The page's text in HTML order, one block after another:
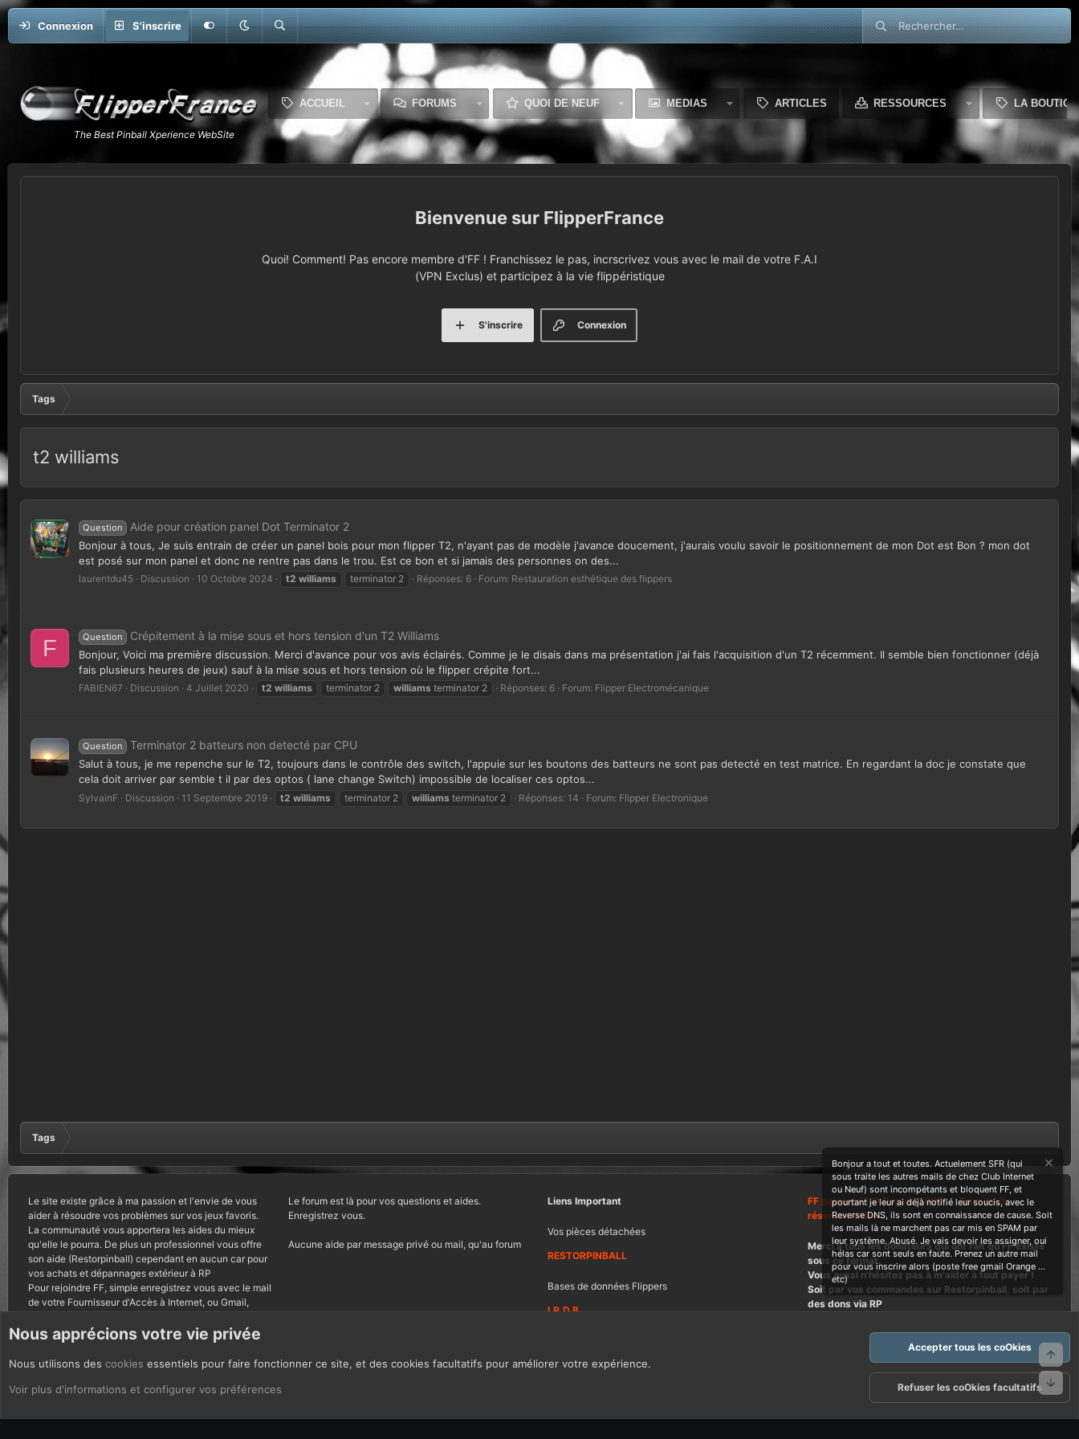
Connexion S'inscrire
ACCUEIL FORUMS QUOI DE NEUF MEDIAS ARTICLES RESSOURCES LA
FlipperFrance
Quoi! Comment! Pas encore membre d'FF ! Franchissez le pas, incrscrivez vous avec le mail de votre F.A.I
(VPN Exclus) et participez à la vie flippéristique
Connexion
S'inscrire
Tags
t2 williams
Question Aide pour création panel Dot Terminator 2
Bonjour à tous, Je suis entrain de créer un panel bois pour mon flipper T2, n'ayant pas de modèle j'avance doucement, j'aurais voulu savoir le positionnement de mon Dot est Bon ? mon dot
est posé sur mon panel et donc ne rentre pas dans le trou. Est ce bon et si jamais des personnes on des...
laurentdu45 Discussion 10 Octobre 2024 t2 williams terminator 2 Réponses: 6 Forum: Restauration esthétique des flippers
F Question Crépitement à la mise sous et hors tension d'un T2 Williams
Bonjour, Voici ma première discussion. Merci d'avance pour vos avis éclairés. Comme je le disais dans ma présentation j'ai fais l'acquisition d'un T2 récemment. Il semble bien fonctionner (déjà
fais plusieurs heures de jeux) sauf à la mise sous et hors tension où le flipper crépite fort...
FABIEN67 Discussion 4 Juillet 2020 t2 williams terminator 2 williams terminator 2 Réponses: 6 Forum: Flipper Electromécanique
Question Terminator 2 batteurs non detecté par CPU
Salut à tous, je me repenche sur le T2, toujours dans le contrôle des switch, l'appuie sur les boutons des batteurs ne sont pas detecté en test matrice. En regardant la doc je constate que
cela doit arriver par semble t il par des optos ( lane change Switch) impossible de localiser ces optos...
SylvainF Discussion 11 Septembre 2019 t2 williams terminator 2 williams terminator 2 Réponses: 14 Forum: Flipper Electronique
Tags
Le site existe grâce à ma passion et l'envie de vous
aider à résoudre vos problèmes sur vos jeux favoris.
La communauté vous apportera les aides du mieux
qu'elle le pourra. De plus un professionnel vous offre
son aide (Restorpinball) cependant en aucun car pour
vos achats et dépannages extérieur à RP
Pour rejoindre FF, simple enregistrez vous avec le mail
de votre Fournisseur d'Accès à Internet, ou Gmail,
Le forum est là pour vos questions et aides.
Enregistrez vous.
Aucune aide par message privé ou mail, qu'au forum
Liens Important
Vos pièces détachées
RESTORPINBALL
Bases de données Flippers
I.P.D.B
FF powered ! © Depuis 2004 ....Tous droits
réservés Wdes
Merci à tous les donateurs qui ont fait qu'FF existe
sous ce format.
Vous aussi n'hésitez pas à m'aider à tout payer !
Soit par vos commandes sur Restorpinball, soit par
des dons via RP
CoOkies Français (FR) Politique de confidentialité Aide
R
S
Bonjour a tout et toutes. Actuelement SFR (qui
sous traite les autres mails de chez Club Internet
ou Neuf) sont incompétants et bloquent FF, et
pourtant je leur ai déjà notifié leur soucis, avec le
Reverse DNS, ils sont en connaissance de cause. Soit
les mails là ne marchent pas car mis en SPAM par
leur système. Abusé. Je vais devoir les assigner, oui
hélas car sont seuls en faute. Prenez un autre mail
pour vous inscrire alors (poste free gmail Orange ...
etc)
Nous apprécions votre vie privée
Nous utilisons des cookies essentiels pour faire fonctionner ce site, et des cookies facultatifs pour améliorer votre expérience.
Voir plus d'informations et configurer vos préférences
Accepter tous les coOkies
Refuser les coOkies facultatifs